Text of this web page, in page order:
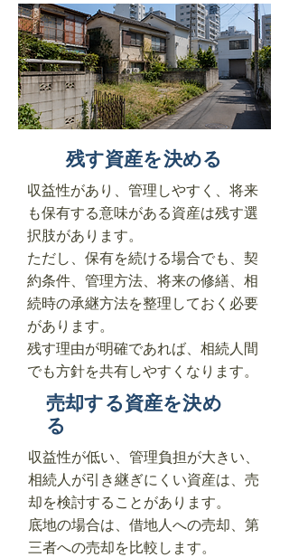
残す資産を決める
収益性があり、管理しやすく、将来
も保有する意味がある資産は残す選
択肢があります。
ただし、保有を続ける場合でも、契
約条件、管理方法、将来の修繕、相
続時の承継方法を整理しておく必要
があります。
残す理由が明確であれば、相続人間
でも方針を共有しやすくなります。
売却する資産を決め
る
収益性が低い、管理負担が大きい、
相続人が引き継ぎにくい資産は、売
却を検討することがあります。
底地の場合は、借地人への売却、第
三者への売却を比較します。